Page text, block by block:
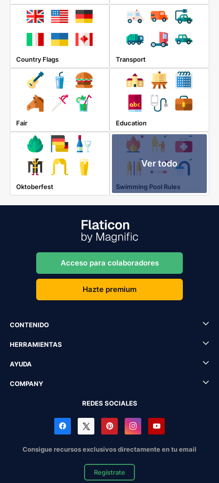
Country Flags Transport
Fair Education
Oktoberfest
Ver todo
Swimming Pool Rules
Acceso para colaboradores
Hazte premium
CONTENIDO
HERRAMIENTAS
AYUDA
COMPANY
REDES SOCIALES
Consigue recursos exclusivos directamente en tu email
Regístrate